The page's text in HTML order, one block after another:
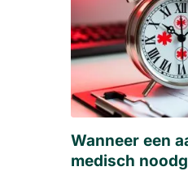
Wanneer een
medisch